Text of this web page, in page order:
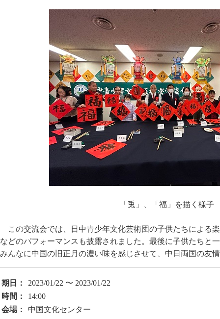
「兎」、「福」を描く様子
この交流会では、日中青少年文化芸術団の子供たちによる
などのパフォーマンスも披露されました。最後に子供たちと
みんなに中国の旧正月の濃い味を感じさせて、中日両国の友
期日：
2023/01/22 〜 2023/01/22
時間：
14:00
会場：
中国文化センター